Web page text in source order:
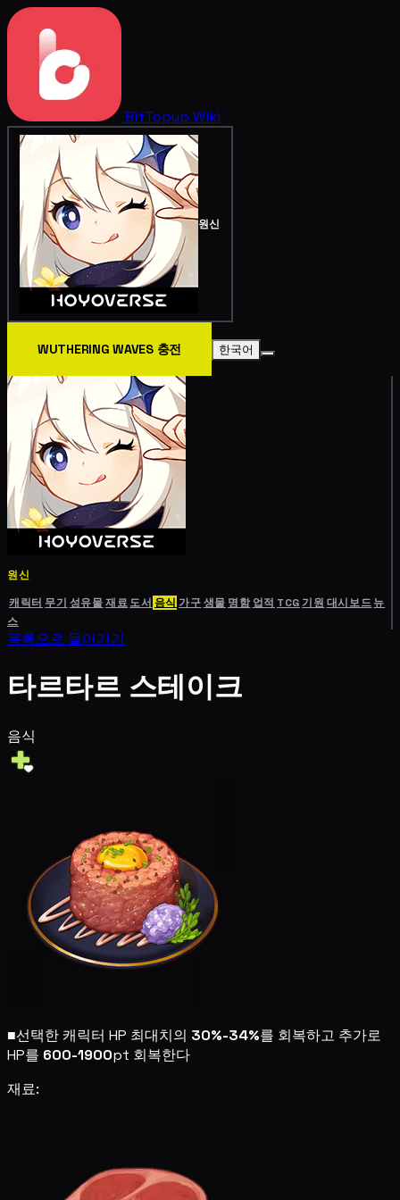
BitTopup Wiki
원신
WUTHERING WAVES 충전 한국어
원신
캐릭터 무기 성유물재료도서 음식 가구생물 명함 업적 TCG기원 대시보드뉴
스
목록으로 돌아가기
타르타르 스테이크
음식
■선택한 캐릭터 HP 최대치의 30%-34%를 회복하고 추가로
HP를 600-1900pt 회복한다
재료: